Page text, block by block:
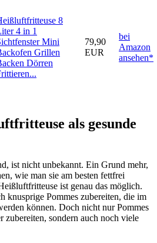
8
4 in 1
Mini
Grillen
Dörren
79,90
EUR
bei
Amazon
ansehen*
als gesunde
ist nicht unbekannt. Ein Grund mehr,
wie man sie am besten fettfrei
ist genau das möglich.
knusprige Pommes zubereiten, die im
können. Doch nicht nur Pommes
zubereiten, sondern auch noch viele